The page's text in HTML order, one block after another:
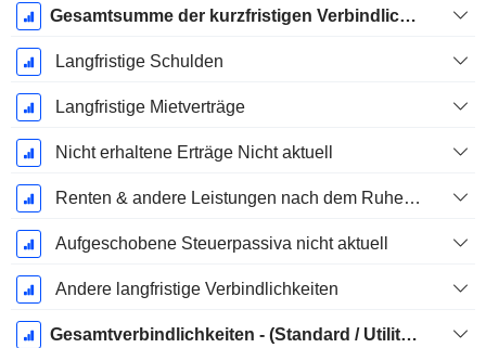
Gesamtsumme der kurzfristigen Verbindlichkeiten
Langfristige Schulden
Langfristige Mietverträge
Nicht erhaltene Erträge Nicht aktuell
Renten & andere Leistungen nach dem Ruhestand
Aufgeschobene Steuerpassiva nicht aktuell
Andere langfristige Verbindlichkeiten
Gesamtverbindlichkeiten - (Standard / Utility Vorlage)